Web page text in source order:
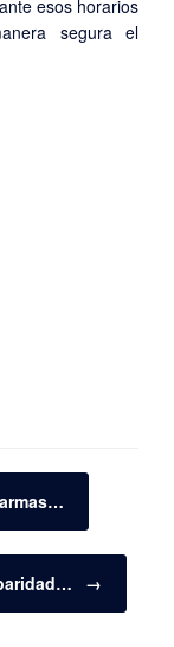
esos horarios
segura el
→